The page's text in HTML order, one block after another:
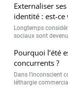
Externaliser
identité : est-
Longtemps
sociaux sont
Pourquoi l’été
concurrents ?
Dans l’inconscient
léthargie